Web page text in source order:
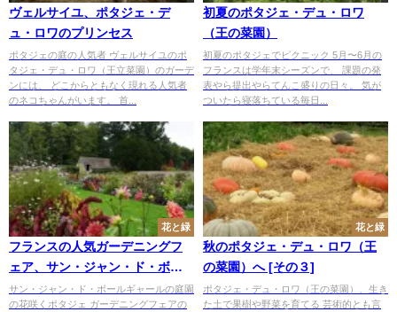
ヴェルサイユ、ポタジェ・デ
ュ・ロワのプリンセス
ポタジェの庭の人気者 ヴェルサイユのポ
タジェ・デュ・ロワ（王立菜園）のガーデ
ンには、 どこからともなく現れる人気者
のネコちゃんがいます。 首...
初夏のポタジェ・デュ・ロワ
（王の菜園）
初夏のポタジェでピクニック 5月〜6月の
フランスは学年末シーズンで、 課題の発
表やら提出やらてんこ盛りの日々。 気が
ついたら寝落ちている毎日...
花と緑
フランスの人気ガーデニングフ
ェア、サン・ジャン・ド・ボー
ルギャール[3]
サン・ジャン・ド・ボールギャールの庭園
の花咲くポタジェ ガーデニングフェアの
花と緑
秋のポタジェ・デュ・ロワ（王
の菜園）へ [その３]
ポタジェ・デュ・ロワ（王の菜園）、生き
た土で果樹や野菜を育てる 芸術的とも言